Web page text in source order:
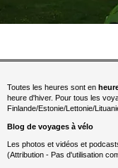
Toutes les heures sont en
heure d'hiver. Pour tous les
Finlande/Estonie/Lettonie/
Blog de voyages à vélo
Les photos et vidéos et
(Attribution - Pas d'utilisation